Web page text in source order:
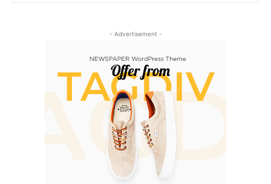
- Advertisement -